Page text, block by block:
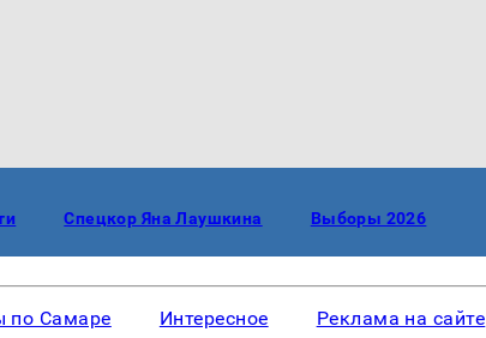
Спецкор Яна Лаушкина Выборы 2026
по Самаре Интересное Реклама на сайте